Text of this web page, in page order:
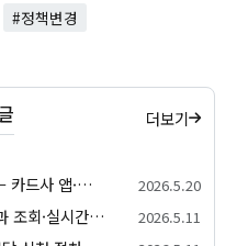
#정책변경
더보기
고유가 피해지원금 자격 조회 — 카드사 앱·정부24·간편 자가진단 방법 정리 2026.5.20
2026 지방선거 개표 - 시간·결과 조회·실시간 확인 안내 2026.5.11